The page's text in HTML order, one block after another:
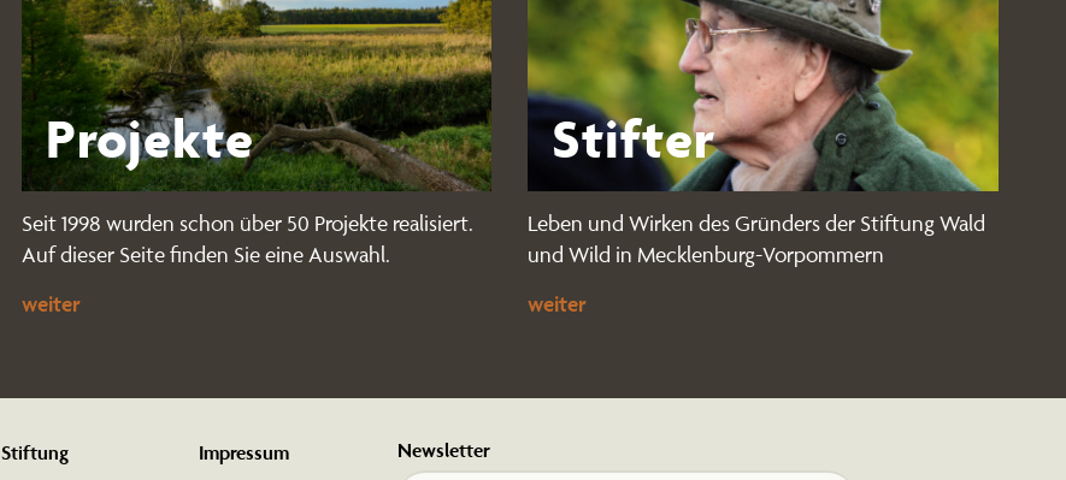
Projekte
Seit 1998 wurden schon über 50 Projekte realisiert.
Auf dieser Seite finden Sie eine Auswahl.
weiter
Stifter
Leben und Wirken des Gründers der Stiftung Wald
und Wild in Mecklenburg-Vorpommern
weiter
Stiftung
Impressum
Newsletter